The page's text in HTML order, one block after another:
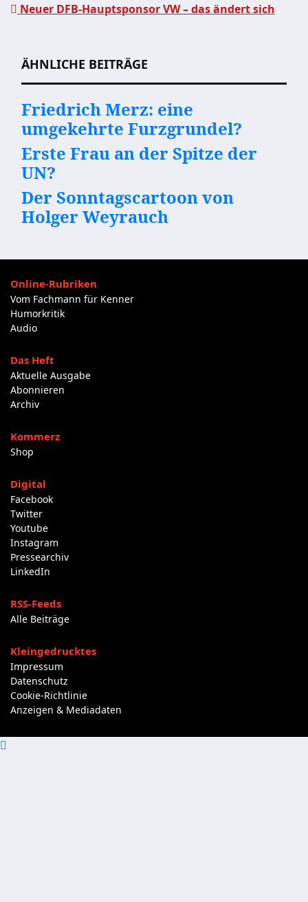
Beitragsnavigation
Neuer DFB-Hauptsponsor VW – das ändert sich
ÄHNLICHE BEITRÄGE
Friedrich Merz: eine
umgekehrte Furzgrundel?
Erste Frau an der Spitze der
UN?
Der Sonntagscartoon von
Holger Weyrauch
Online-Rubriken
Vom Fachmann für Kenner
Humorkritik
Audio
Das Heft
Aktuelle Ausgabe
Abonnieren
Archiv
Kommerz
Shop
Digital
Facebook
Twitter
Youtube
Instagram
Pressearchiv
LinkedIn
RSS-Feeds
Alle Beiträge
Kleingedrucktes
Impressum
Datenschutz
Cookie-Richtlinie
Anzeigen & Mediadaten